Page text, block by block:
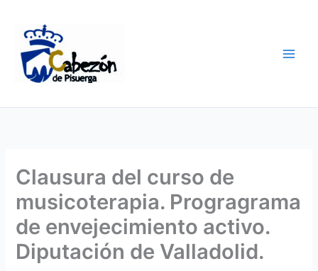
contenido
Clausura del curso de
musicoterapia. Progragrama
de envejecimiento activo.
Diputación de Valladolid.